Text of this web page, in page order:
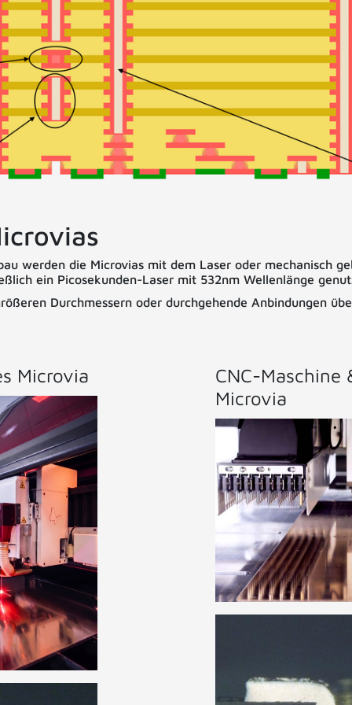
werden die Microvias mit dem Laser oder mechanisch
ein Picosekunden-Laser mit 532nm Wellenlänge
Durchmessern oder durchgehende Anbindungen
Microvia
CNC-Maschine
Microvia